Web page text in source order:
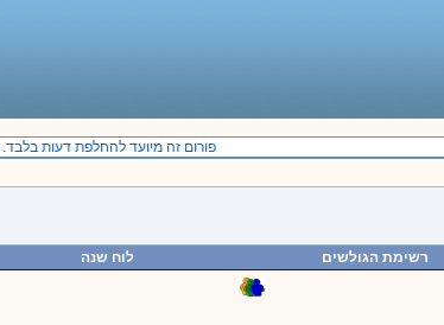
פורום זה מיועד להחלפת דעות בלבד.
רשימת הגולשים לוח שנה